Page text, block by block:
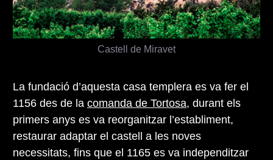
Castell de Miravet
La fundació d’aquesta casa templera es va fer el
1156 des de la comanda de Tortosa, durant els
primers anys es va reorganitzar l’establiment,
restaurar adaptar el castell a les noves
necessitats, fins que el 1165 es va independitzar